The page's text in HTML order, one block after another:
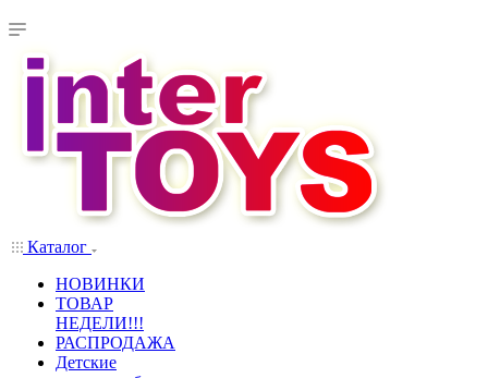
Каталог
НОВИНКИ
ТОВАР
НЕДЕЛИ!!!
РАСПРОДАЖА
Детские